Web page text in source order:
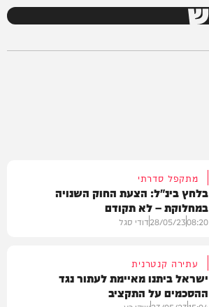
מתקפל סדרתי
בלחץ בינ"ל: הצעת החוק השנויה
במחלוקת – לא תקודם
08:20
28/05/23דודי סגל
עתירה קנטרנית
ישראל ביתנו מאיימת לעתור נגד
ההסכמים על התקציב